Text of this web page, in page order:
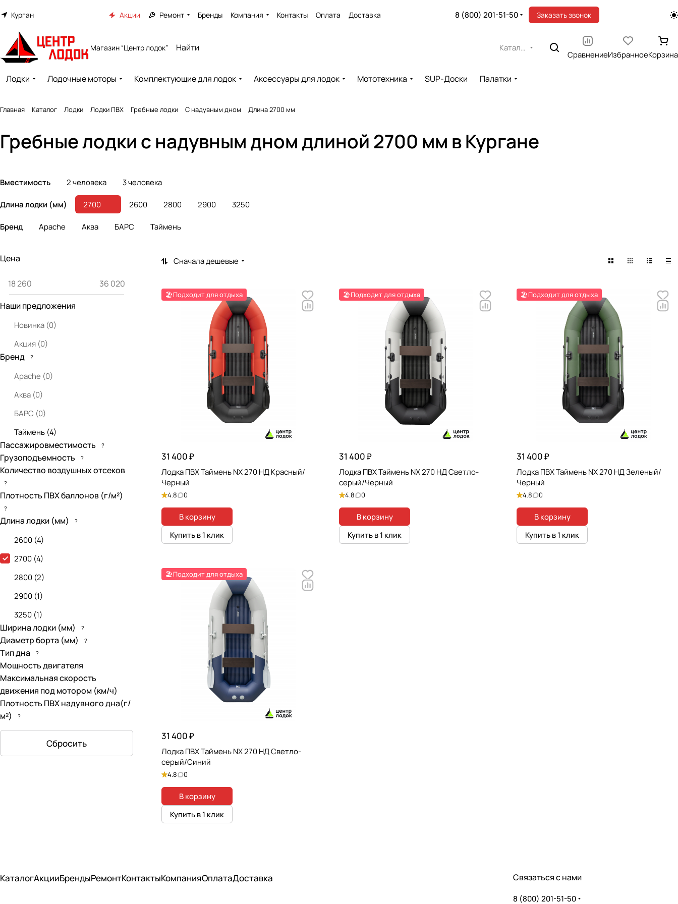
Курган Акции Ремонт Бренды Компания Контакты Оплата Доставка 8 (800) 201-51-50 Заказать звонок
Магазин “Центр лодок” Каталог
СравнениеИзбранноеКорзина
Лодки Лодочные моторы Комплектующие для лодок Аксессуары для лодок Мототехника SUP-Доски Палатки
Главная Каталог Лодки Лодки ПВХ Гребные лодки С надувным дном Длина 2700 мм
Гребные лодки с надувным дном длиной 2700 мм в Кургане
Вместимость 2 человека 3 человека
Длина лодки (мм) 2600
2700 2800 2900 3250
Бренд Apache Аква БАРС Таймень
Сначала дешевые
🏖️Подходит для отдыха
31 400 ₽
Лодка ПВХ Таймень NX 270 НД Красный/
Черный
4.8 0
В корзину
Купить в 1 клик
🏖️Подходит для отдыха
31 400 ₽
Лодка ПВХ Таймень NX 270 НД Светло-
серый/Черный
4.8 0
В корзину
Купить в 1 клик
🏖️Подходит для отдыха
31 400 ₽
Лодка ПВХ Таймень NX 270 НД Зеленый/
Черный
4.8 0
В корзину
Купить в 1 клик
🏖️Подходит для отдыха
31 400 ₽
Лодка ПВХ Таймень NX 270 НД Светло-
серый/Синий
4.8 0
В корзину
Купить в 1 клик
Цена
Наши предложения
Новинка (0)
Акция (0)
Бренд ?
Apache (0)
Аква (0)
БАРС (0)
Таймень (4)
Пассажировместимость ?
Грузоподъемность ?
Количество воздушных отсеков
?
Плотность ПВХ баллонов (г/м²)
?
Длина лодки (мм) ?
2600 (4)
2700 (4)
2800 (2)
2900 (1)
3250 (1)
Ширина лодки (мм) ?
Диаметр борта (мм) ?
Тип дна ?
Мощность двигателя
Максимальная скорость
движения под мотором (км/ч)
Плотность ПВХ надувного дна(г/
м²)
?
Сбросить
КаталогАкцииБрендыРемонтКонтактыКомпанияОплатаДоставка Связаться с нами
8 (800) 201-51-50